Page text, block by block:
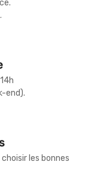
end).
les bonnes